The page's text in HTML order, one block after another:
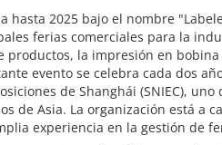
hasta 2025 bajo el nombre
ferias comerciales para la
productos, la impresión en bobina
evento se celebra cada dos
de Shanghái (SNIEC), uno
de Asia. La organización está a
experiencia en la gestión de